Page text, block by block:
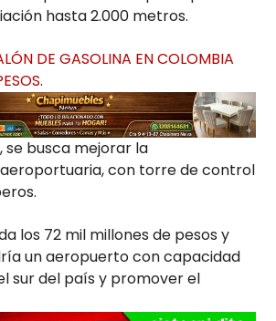
hasta 2.000 metros.
DE GASOLINA EN COLOMBIA
.
se busca mejorar la
con torre de control
los 72 mil millones de pesos y
un aeropuerto con capacidad
sur del país y promover el